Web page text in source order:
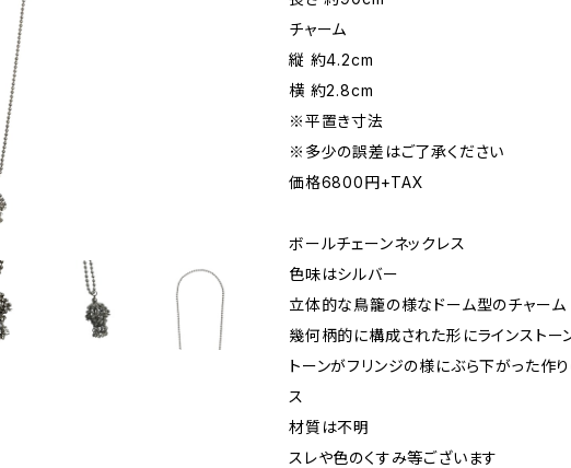
チャーム
縦 約4.2cm
横 約2.8cm
※平置き寸法
※多少の誤差はご了承ください
価格6800円+TAX
ボールチェーンネックレス
色味はシルバー
立体的な鳥籠の様なドーム型のチャーム
幾何柄的に構成された形にラインストー
トーンがフリンジの様にぶら下がった作
ス
材質は不明
スレや色のくすみ等ございます